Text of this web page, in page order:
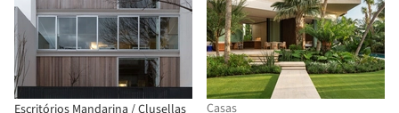
Escritórios Mandarina / Clusellas
Casas